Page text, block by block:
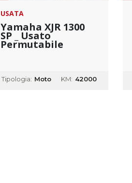
USATA
Yamaha XJR 1300
SP _ Usato
Permutabile
Tipologia: Moto KM: 42000